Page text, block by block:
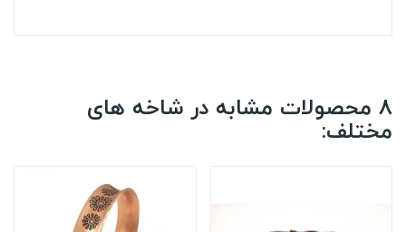
8 محصولات مشابه در شاخه های
مختلف: